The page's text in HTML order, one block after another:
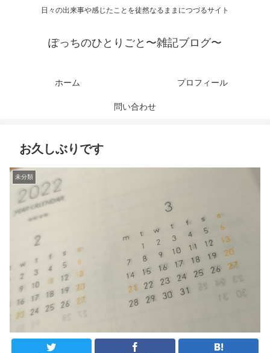
日々の出来事や感じたことを徒然なるままにつづるサイト
ぽっちのひとりごと〜雑記ブログ〜
ホーム プロフィール
問い合わせ
お久しぶりです
未分類